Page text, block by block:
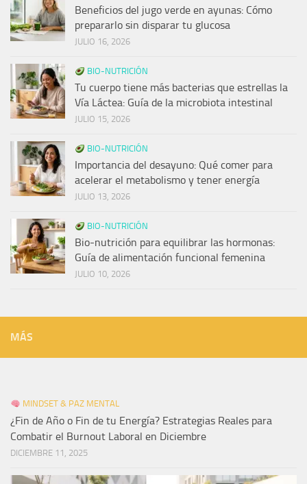
Beneficios del jugo verde en ayunas: Cómo
prepararlo sin disparar tu glucosa
JULIO 16, 2026
BIO-NUTRICIÓN
Tu cuerpo tiene más bacterias que estrellas la
Vía Láctea: Guía de la microbiota intestinal
JULIO 15, 2026
BIO-NUTRICIÓN
Importancia del desayuno: Qué comer para
acelerar el metabolismo y tener energía
JULIO 13, 2026
BIO-NUTRICIÓN
Bio-nutrición para equilibrar las hormonas:
Guía de alimentación funcional femenina
JULIO 10, 2026
MÁS
MINDSET & PAZ MENTAL
¿Fin de Año o Fin de tu Energía? Estrategias Reales para
Combatir el Burnout Laboral en Diciembre
DICIEMBRE 11, 2025